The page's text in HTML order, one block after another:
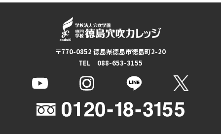
〒770-0852 徳島県徳島市徳島町2-20
TEL 088-653-3155